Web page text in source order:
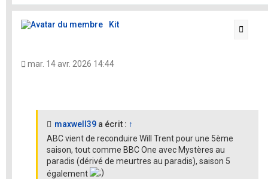
Kit
mar. 14 avr. 2026 14:44
maxwell39 a écrit : ↑
ABC vient de reconduire Will Trent pour une 5ème
saison, tout comme BBC One avec Mystères au
paradis (dérivé de meurtres au paradis), saison 5
également